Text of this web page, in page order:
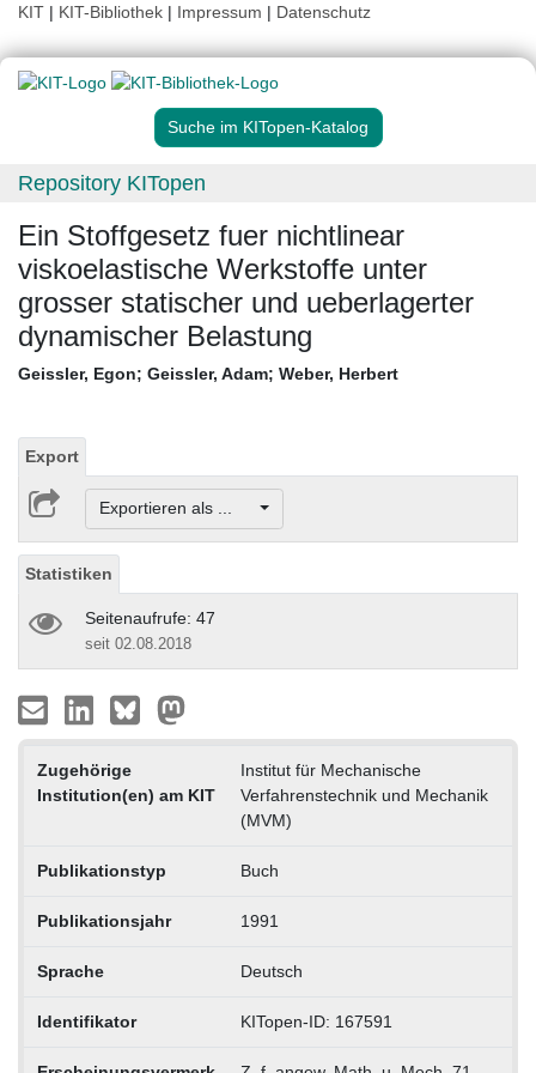
KIT | KIT-Bibliothek | Impressum | Datenschutz
Suche im KITopen-Katalog
Repository KITopen
Ein Stoffgesetz fuer nichtlinear
viskoelastische Werkstoffe unter
grosser statischer und ueberlagerter
dynamischer Belastung
Geissler, Egon; Geissler, Adam; Weber, Herbert
Export
Exportieren als ...
Statistiken
Seitenaufrufe: 47
seit 02.08.2018
Zugehörige
Institution(en) am KIT
Institut für Mechanische
Verfahrenstechnik und Mechanik
(MVM)
Publikationstyp Buch
Publikationsjahr 1991
Sprache Deutsch
Identifikator KITopen-ID: 167591